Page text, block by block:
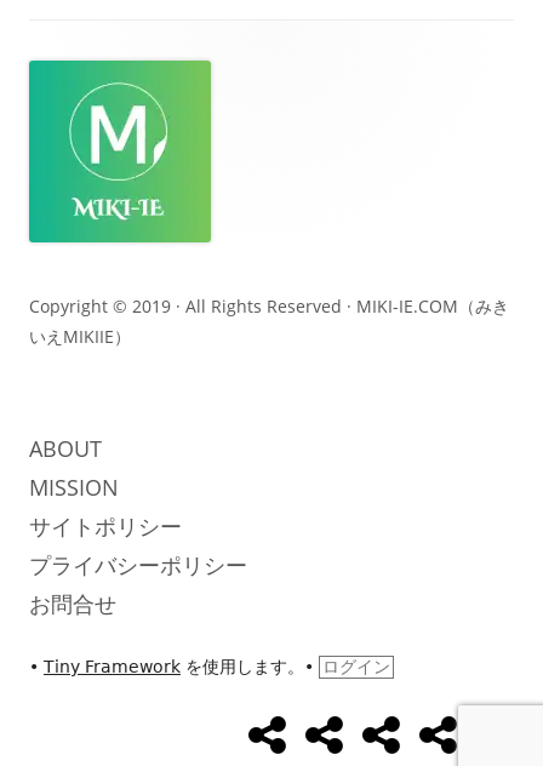
テ
ン
Copyright © 2019 · All Rights Reserved · MIKI-IE.COM（みき
いえMIKIIE）
ABOUT
MISSION
サイトポリシー
プライバシーポリシー
お問合せ
• Tiny Framework を使用します。 • ログイン
め
ざ
め
ざ
め
ざ
UseCase